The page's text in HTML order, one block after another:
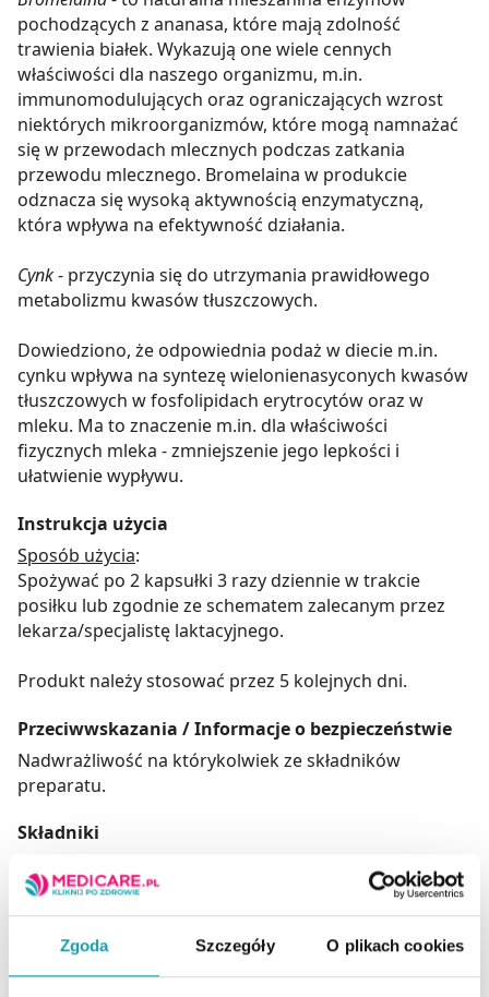
Zgoda Szczegóły O plikach cookies
pochodzących z ananasa, które mają zdolność
trawienia białek. Wykazują one wiele cennych
właściwości dla naszego organizmu, m.in.
immunomodulujących oraz ograniczających wzrost
niektórych mikroorganizmów, które mogą namnażać
się w przewodach mlecznych podczas zatkania
przewodu mlecznego. Bromelaina w produkcie
odznacza się wysoką aktywnością enzymatyczną,
która wpływa na efektywność działania.
Cynk- przyczynia się do utrzymania prawidłowego
metabolizmu kwasów tłuszczowych.
Dowiedziono, że odpowiednia podaż w diecie m.in.
cynku wpływa na syntezę wielonienasyconych kwasów
tłuszczowych w fosfolipidach erytrocytów oraz w
mleku. Ma to znaczenie m.in. dla właściwości
fizycznych mleka - zmniejszenie jego lepkości i
ułatwienie wypływu.
Instrukcja użycia
Sposób użycia:
Spożywać po 2 kapsułki 3 razy dziennie w trakcie
posiłku lub zgodnie ze schematem zalecanym przez
lekarza/specjalistę laktacyjnego.
Produkt należy stosować przez 5 kolejnych dni.
Przeciwwskazania / Informacje o bezpieczeństwie
Nadwrażliwość na którykolwiek ze składników
preparatu.
Składniki
substancja glazurująca:
hydroksypropylometyloceluloza; bromelaina z
ananasa (Ananas comosus), substancje